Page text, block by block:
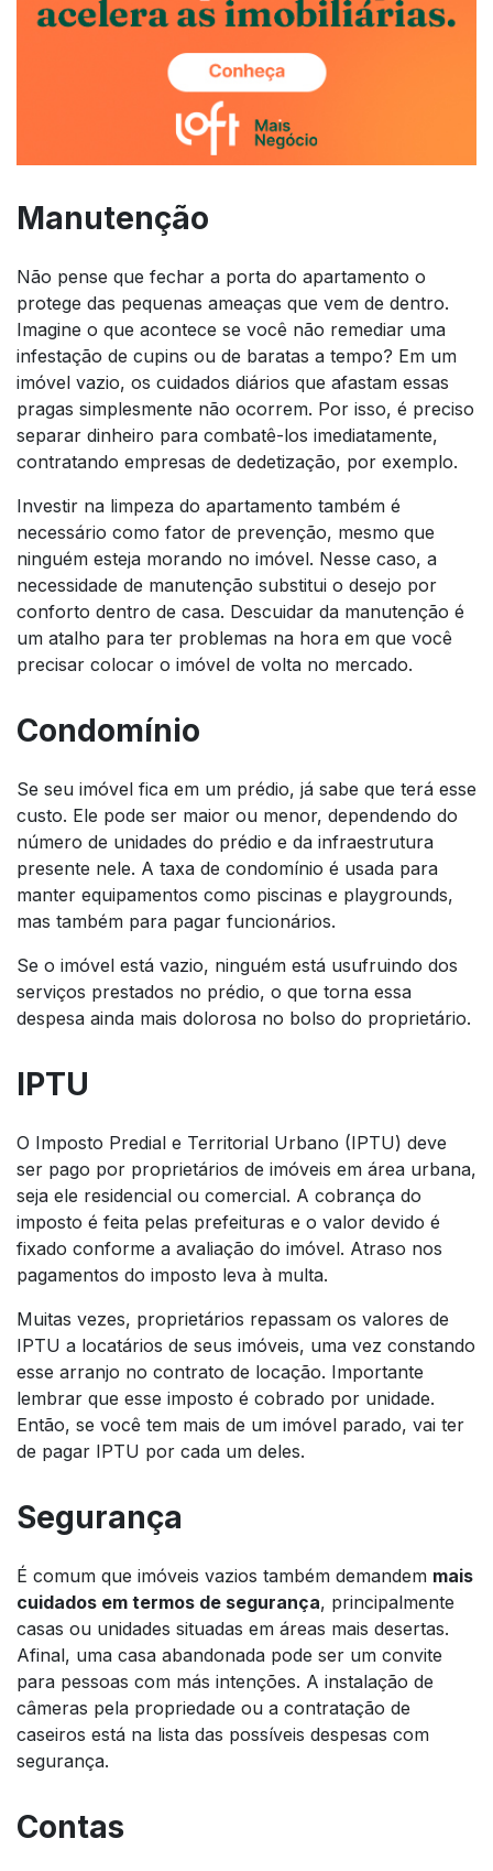
Manutenção
Não pense que fechar a porta do apartamento o
protege das pequenas ameaças que vem de dentro.
Imagine o que acontece se você não remediar uma
infestação de cupins ou de baratas a tempo? Em um
imóvel vazio, os cuidados diários que afastam essas
pragas simplesmente não ocorrem. Por isso, é preciso
separar dinheiro para combatê-los imediatamente,
contratando empresas de dedetização, por exemplo.
Investir na limpeza do apartamento também é
necessário como fator de prevenção, mesmo que
ninguém esteja morando no imóvel. Nesse caso, a
necessidade de manutenção substitui o desejo por
conforto dentro de casa. Descuidar da manutenção é
um atalho para ter problemas na hora em que você
precisar colocar o imóvel de volta no mercado.
Condomínio
Se seu imóvel fica em um prédio, já sabe que terá esse
custo. Ele pode ser maior ou menor, dependendo do
número de unidades do prédio e da infraestrutura
presente nele. A taxa de condomínio é usada para
manter equipamentos como piscinas e playgrounds,
mas também para pagar funcionários.
Se o imóvel está vazio, ninguém está usufruindo dos
serviços prestados no prédio, o que torna essa
despesa ainda mais dolorosa no bolso do proprietário.
IPTU
O Imposto Predial e Territorial Urbano (IPTU) deve
ser pago por proprietários de imóveis em área urbana,
seja ele residencial ou comercial. A cobrança do
imposto é feita pelas prefeituras e o valor devido é
fixado conforme a avaliação do imóvel. Atraso nos
pagamentos do imposto leva à multa.
Muitas vezes, proprietários repassam os valores de
IPTU a locatários de seus imóveis, uma vez constando
esse arranjo no contrato de locação. Importante
lembrar que esse imposto é cobrado por unidade.
Então, se você tem mais de um imóvel parado, vai ter
de pagar IPTU por cada um deles.
Segurança
É comum que imóveis vazios também demandem mais
cuidados em termos de segurança, principalmente
casas ou unidades situadas em áreas mais desertas.
Afinal, uma casa abandonada pode ser um convite
para pessoas com más intenções. A instalação de
câmeras pela propriedade ou a contratação de
caseiros está na lista das possíveis despesas com
segurança.
Contas